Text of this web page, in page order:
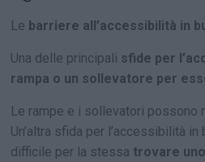
Le barriere all’accessibilità in
Una delle principali sfide per
rampa o un sollevatore per
Le rampe e i sollevatori possono
Un’altra sfida per l’accessibilità
difficile per la stessa trovare